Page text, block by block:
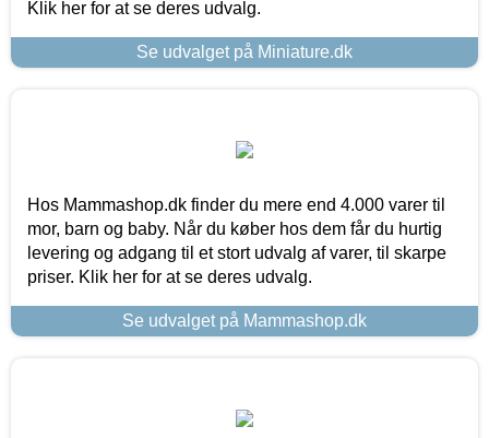
Klik her for at se deres udvalg.
Se udvalget på Miniature.dk
Hos Mammashop.dk finder du mere end 4.000 varer til
mor, barn og baby. Når du køber hos dem får du hurtig
levering og adgang til et stort udvalg af varer, til skarpe
priser. Klik her for at se deres udvalg.
Se udvalget på Mammashop.dk